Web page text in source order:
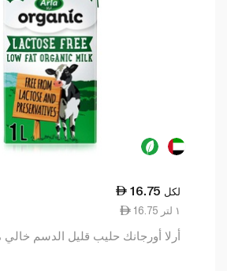
16.75 لكل
16.75 ١ لتر
أرلا أورجانك حليب قليل الدسم خالي